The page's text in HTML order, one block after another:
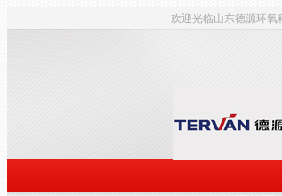
欢迎光临山东德源环氧